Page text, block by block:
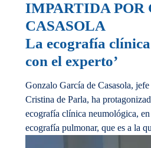
IMPARTIDA POR
CASASOLA
La ecografía
con el experto’
Gonzalo García de Casasola,
Cristina de Parla, ha
ecografía clínica neumológica,
ecografía pulmonar, que es a la